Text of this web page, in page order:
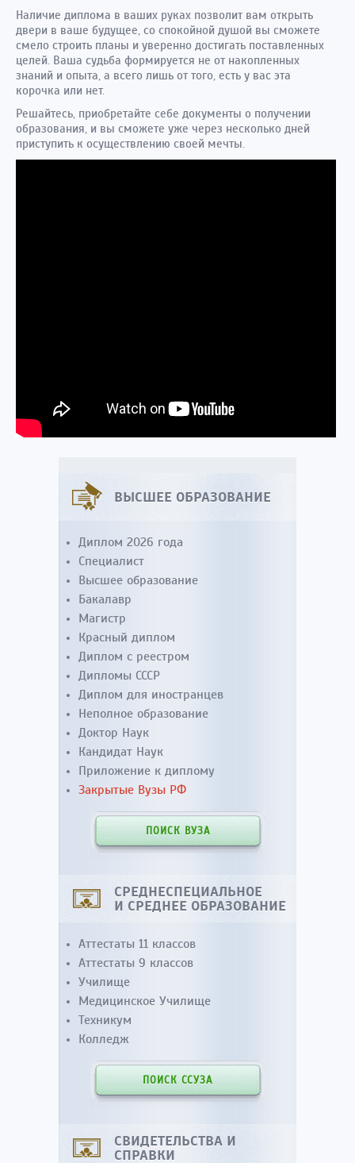
Наличие диплома в ваших руках позволит вам открыть
двери в ваше будущее, со спокойной душой вы сможете
смело строить планы и уверенно достигать поставленных
целей. Ваша судьба формируется не от накопленных
знаний и опыта, а всего лишь от того, есть у вас эта
корочка или нет.
Решайтесь, приобретайте себе документы о получении
образования, и вы сможете уже через несколько дней
приступить к осуществлению своей мечты.
ВЫСШЕЕ ОБРАЗОВАНИЕ
Диплом 2026 года
Специалист
Высшее образование
Бакалавр
Магистр
Красный диплом
Диплом с реестром
Дипломы СССР
Диплом для иностранцев
Неполное образование
Доктор Наук
Кандидат Наук
Приложение к диплому
Закрытые Вузы РФ
ПОИСК ВУЗА
СРЕДНЕСПЕЦИАЛЬНОЕ
И СРЕДНЕЕ ОБРАЗОВАНИЕ
Аттестаты 11 классов
Аттестаты 9 классов
Училище
Медицинское Училище
Техникум
Колледж
ПОИСК ССУЗА
СВИДЕТЕЛЬСТВА И
СПРАВКИ